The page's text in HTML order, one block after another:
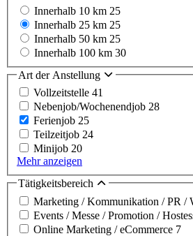
Innerhalb 10 km 25
Innerhalb 25 km 25
Innerhalb 50 km 25
Innerhalb 100 km 30
Art der Anstellung
Vollzeitstelle 41
Nebenjob/Wochenendjob 28
Ferienjob 25
Teilzeitjob 24
Minijob 20
Mehr anzeigen
Tätigkeitsbereich
Marketing / Kommunikation / PR /
Events / Messe / Promotion /
Online Marketing / eCommerce 7